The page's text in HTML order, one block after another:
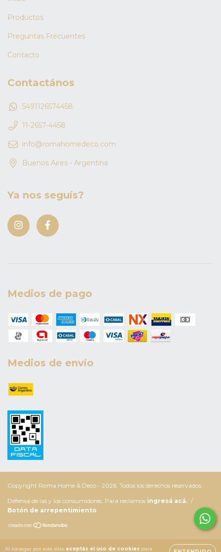
Al navegar por este sitio aceptás el uso de cookies para
Productos
Preguntas Frecuentes
Contacto
Contactános
5491126574458
11-2657-4458
info@romahomedeco.com
Buenos Aires - Argentina
Ya nos seguís?
Medios de pago
Medios de envío
Copyright Roma Home & Deco - 2026. Todos los derechos reservados.
Defensa de las y los consumidores. Para reclamos ingresá acá. /
Botón de arrepentimiento